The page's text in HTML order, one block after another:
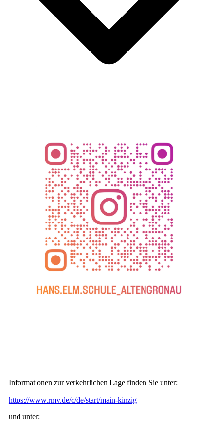
Informationen zur verkehrlichen Lage finden Sie unter:
https://www.rmv.de/c/de/start/main-kinzig
und unter: